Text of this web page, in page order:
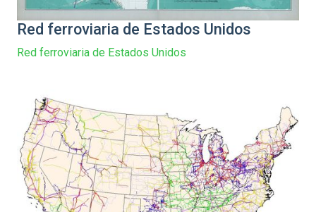
Red ferroviaria de Estados Unidos
Red ferroviaria de Estados Unidos